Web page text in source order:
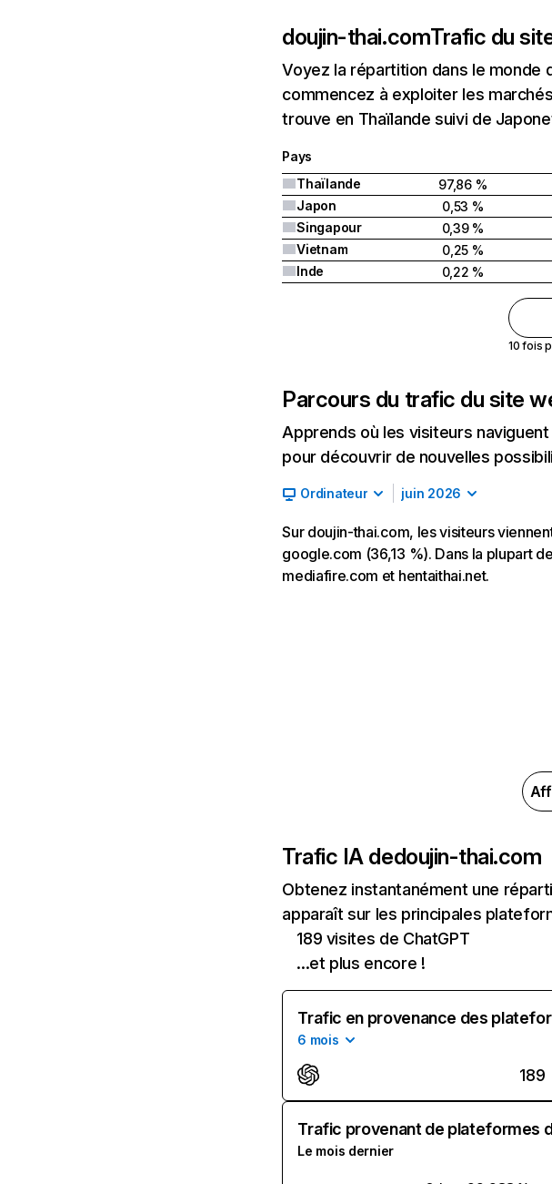
doujin-thai.comTrafic du
Voyez la répartition dans le
commencez à exploiter les
trouve en Thaïlande suivi de
Pays
Thaïlande
97,86 %
Japon
0,53 %
Singapour
0,39 %
Vietnam
0,25 %
Inde
0,22 %
10 fois
Parcours du trafic du site
Apprends où les visiteurs
pour découvrir de nouvelles
Ordinateur juin 2026
Sur doujin-thai.com, les visiteurs
google.com (36,13 %). Dans la plupart
mediafire.com et hentaithai.net.
Trafic IA dedoujin-thai.com
Obtenez instantanément une
apparaît sur les principales
189 visites de ChatGPT
...et plus encore !
Trafic en provenance des
6 mois
189
Trafic provenant de plateformes
Le mois dernier